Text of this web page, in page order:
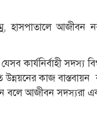
হাসপাতালে আজীবন
কার্যনির্বাহী সদস্য
কাজ
বলে আজীবন সদস্যরা